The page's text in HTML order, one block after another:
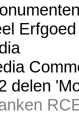
Erfgoed
delen